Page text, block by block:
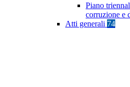
Piano
corruzione e
Atti generali 74